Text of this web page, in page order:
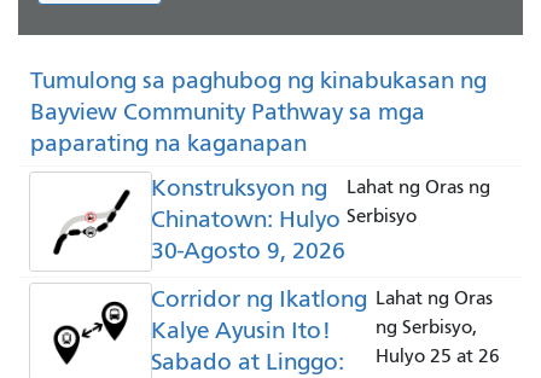
Tumulong sa paghubog ng kinabukasan ng
Bayview Community Pathway sa mga
paparating na kaganapan
Konstruksyon ng
Chinatown: Hulyo
30-Agosto 9, 2026
Lahat ng Oras ng
Serbisyo
Corridor ng Ikatlong
Kalye Ayusin Ito!
Sabado at Linggo:
Lahat ng Oras
ng Serbisyo,
Hulyo 25 at 26